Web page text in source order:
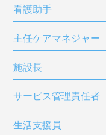
看護助手
主任ケアマネジャー
施設長
サービス管理責任者
生活支援員